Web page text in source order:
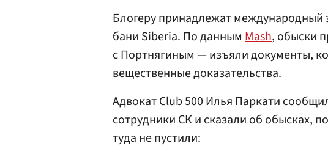
Блогеру принадлежат международный
бани Siberia. По данным Mash, обыски
с Портнягиным — изъяли документы,
вещественные доказательства.
Адвокат Сlub 500 Илья Паркати
сотрудники СК и сказали об обысках,
туда не пустили: